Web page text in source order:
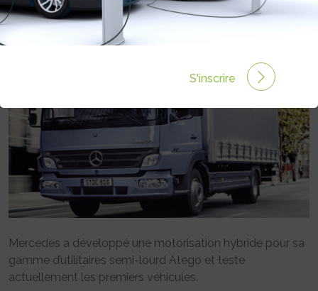
Mercedes a développé une motorisation hybride pour sa
gamme d’utilitaires semi-lourd Atego et teste
actuellement les premiers véhicules.
S'inscrire